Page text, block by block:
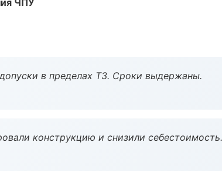
ЧПУ
в пределах ТЗ. Сроки выдержаны.
конструкцию и снизили себестоимость.